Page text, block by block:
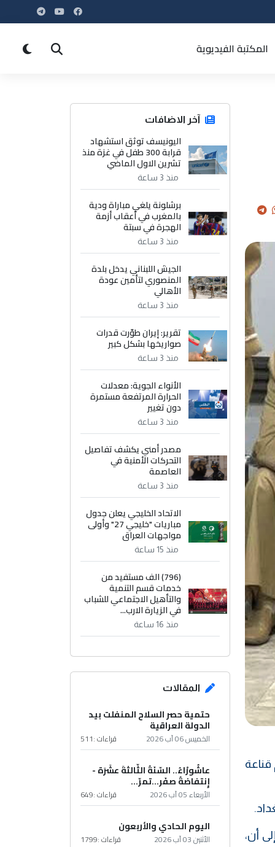
المكتبة الفيديوية
قناعة
أن،
آخر الاضافات
اليونيسف توثق استشهاد
قرابة 300 طفل في غزة منذ
تشرين الاول الماضي
منذ 3 ساعة
برشلونة يلغي مباراة ودية
بالمغرب في أعقاب أزمة
الهجرة في سبتة
منذ 3 ساعة
الجيش اللبناني يدخل بلدة
المنصوري لتأمين عودة
الأهالي
منذ 3 ساعة
تقرير: إيران طوّرت قدرات
صواريخها بشكل كبير
منذ 3 ساعة
الأنواء الجوية: معدلات
الحرارة المرتفعة مستمرة
دون تغيير
منذ 3 ساعة
مصدر أمني يكشف تفاصيل
التحركات الأمنية في
العاصمة
منذ 3 ساعة
الاتحاد الخليجي يعلن جدول
مباريات "خليجي 27" وأولى
مواجهات العراق
منذ 15 ساعة
(796) الف مستفيد من
خدمات قسم التنمية
والتأهيل الاجتماعي للشباب
في الزيارة الارب...
منذ 16 ساعة
المقالات
حتمية حصر السلاح المنفلت بيد
الدولة العراقية
الخميس 06 آب 2026 قراءات :511
عاشُورْاءُ.. السّنَةُ الثّالثةَ عشَرَة -
إِنتفاضةُ صفَر…تمرّ...
الأربعاء 05 آب 2026 قراءات :649
اليوم الحادي والأربعون
الأثنين 03 آب 2026 قراءات :1799